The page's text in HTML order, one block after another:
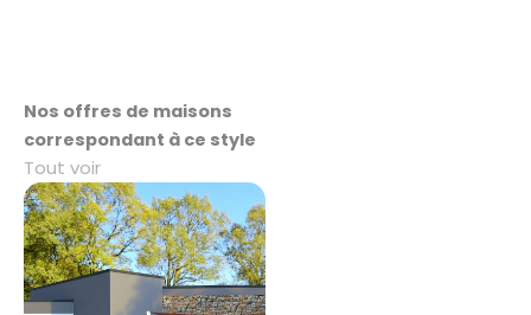
Nos offres de maisons
correspondant à ce style
Tout voir